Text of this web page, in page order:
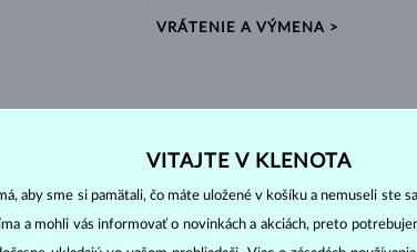
VRÁTENIE A VÝMENA >
ostatných drahokamov. Vznikajú vo vnútri lastúry
VITAJTE V KLENOTA
aby sme si pamätali, čo máte uložené v košíku a nemuseli ste
a mohli vás informovať o novinkách a akciách, preto